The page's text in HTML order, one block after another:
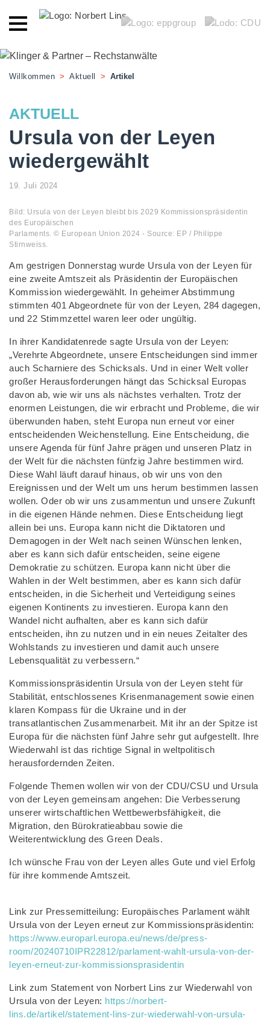
Willkommen > Aktuell > Artikel
AKTUELL
Ursula von der Leyen
wiedergewählt
19. Juli 2024
Bild: Ursula von der Leyen bleibt bis 2029 Kommissionspräsidentin
des Europäischen
Parlaments. © European Union 2024 - Source: EP / Philippe
Stirnweiss.
Am gestrigen Donnerstag wurde Ursula von der Leyen für
eine zweite Amtszeit als Präsidentin der Europäischen
Kommission wiedergewählt. In geheimer Abstimmung
stimmten 401 Abgeordnete für von der Leyen, 284 dagegen,
und 22 Stimmzettel waren leer oder ungültig.
In ihrer Kandidatenrede sagte Ursula von der Leyen:
„Verehrte Abgeordnete, unsere Entscheidungen sind immer
auch Scharniere des Schicksals. Und in einer Welt voller
großer Herausforderungen hängt das Schicksal Europas
davon ab, wie wir uns als nächstes verhalten. Trotz der
enormen Leistungen, die wir erbracht und Probleme, die wir
überwunden haben, steht Europa nun erneut vor einer
entscheidenden Weichenstellung. Eine Entscheidung, die
unsere Agenda für fünf Jahre prägen und unseren Platz in
der Welt für die nächsten fünfzig Jahre bestimmen wird.
Diese Wahl läuft darauf hinaus, ob wir uns von den
Ereignissen und der Welt um uns herum bestimmen lassen
wollen. Oder ob wir uns zusammentun und unsere Zukunft
in die eigenen Hände nehmen. Diese Entscheidung liegt
allein bei uns. Europa kann nicht die Diktatoren und
Demagogen in der Welt nach seinen Wünschen lenken,
aber es kann sich dafür entscheiden, seine eigene
Demokratie zu schützen. Europa kann nicht über die
Wahlen in der Welt bestimmen, aber es kann sich dafür
entscheiden, in die Sicherheit und Verteidigung seines
eigenen Kontinents zu investieren. Europa kann den
Wandel nicht aufhalten, aber es kann sich dafür
entscheiden, ihn zu nutzen und in ein neues Zeitalter des
Wohlstands zu investieren und damit auch unsere
Lebensqualität zu verbessern.“
Kommissionspräsidentin Ursula von der Leyen steht für
Stabilität, entschlossenes Krisenmanagement sowie einen
klaren Kompass für die Ukraine und in der
transatlantischen Zusammenarbeit. Mit ihr an der Spitze ist
Europa für die nächsten fünf Jahre sehr gut aufgestellt. Ihre
Wiederwahl ist das richtige Signal in weltpolitisch
herausfordernden Zeiten.
Folgende Themen wollen wir von der CDU/CSU und Ursula
von der Leyen gemeinsam angehen: Die Verbesserung
unserer wirtschaftlichen Wettbewerbsfähigkeit, die
Migration, den Bürokratieabbau sowie die
Weiterentwicklung des Green Deals.
Ich wünsche Frau von der Leyen alles Gute und viel Erfolg
für ihre kommende Amtszeit.
Link zur Pressemitteilung: Europäisches Parlament wählt
Ursula von der Leyen erneut zur Kommissionspräsidentin:
https://www.europarl.europa.eu/news/de/press-
room/20240710IPR22812/parlament-wahlt-ursula-von-der-
leyen-erneut-zur-kommissionsprasidentin
Link zum Statement von Norbert Lins zur Wiederwahl von
Ursula von der Leyen: https://norbert-
lins.de/artikel/statement-lins-zur-wiederwahl-von-ursula-